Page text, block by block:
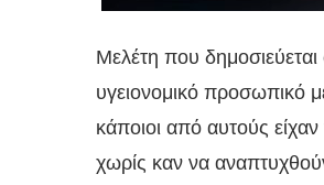
Μελέτη που
υγειονομικό προσωπικό
κάποιοι από αυτούς
χωρίς καν να